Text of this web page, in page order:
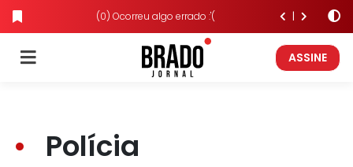
(0) Ocorreu algo errado :'(
ASSINE
Polícia